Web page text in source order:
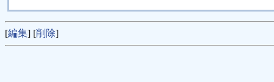
[編集] [削除]